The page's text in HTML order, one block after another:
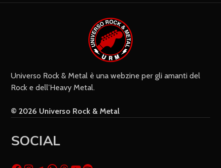
Do il mio consenso affinché un
cookie salvi i miei dati (nome, e-mail,
sito web) per il prossimo commento.
Universo Rock & Metal è una webzine per gli amanti del
Rock e dell’Heavy Metal.
© 2026 Universo Rock & Metal
SOCIAL